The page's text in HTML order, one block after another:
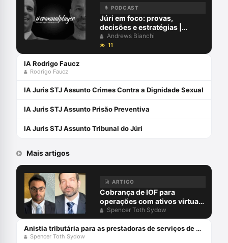
PODCAST
Júri em foco: provas,
decisões e estratégias |
Andrews Bianchi, Rodrigo
Faucz e Priscilla Kavalli | #343
Criminal Player
Andrews Bianchi
11
IA Rodrigo Faucz
Rodrigo Faucz
IA Juris STJ Assunto Crimes Contra a Dignidade Sexual
IA Juris STJ Assunto Prisão Preventiva
IA Juris STJ Assunto Tribunal do Júri
Mais artigos
ARTIGO
Cobrança de IOF para
operações com ativos virtuais
carece de base legal
Spencer Toth Sydow
Anistia tributária para as prestadoras de serviços de ativos virtuais
Spencer Toth Sydow